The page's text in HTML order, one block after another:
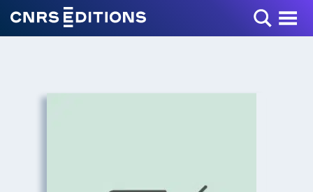
Toggle Menu